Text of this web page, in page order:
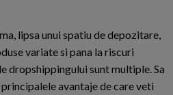
lipsa unui spatiu de depozitare,
variate si pana la riscuri
dropshippingului sunt multiple. Sa
avantaje de care veti